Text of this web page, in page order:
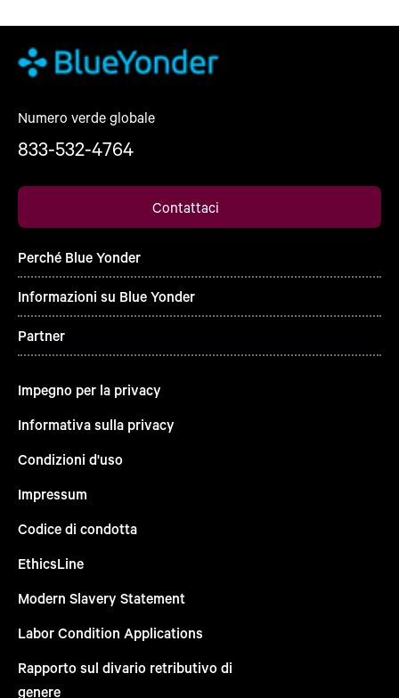
Numero verde globale
833-532-4764
Contattaci
Perché Blue Yonder
Informazioni su Blue Yonder
Partner
Impegno per la privacy
Informativa sulla privacy
Condizioni d'uso
Impressum
Codice di condotta
EthicsLine
Modern Slavery Statement
Labor Condition Applications
Rapporto sul divario retributivo di
genere